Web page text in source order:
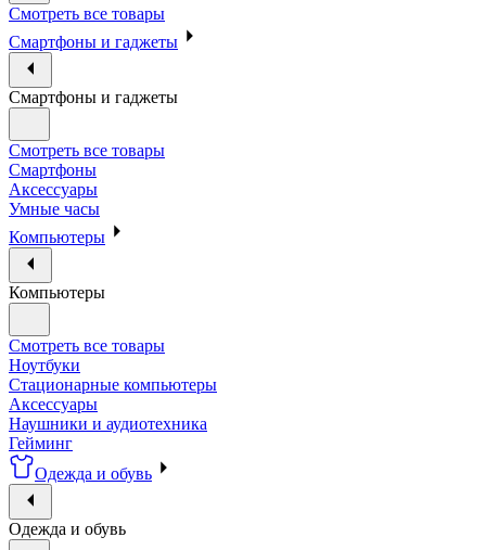
Смотреть все товары
Смартфоны и гаджеты
Смартфоны и гаджеты
Смотреть все товары
Смартфоны
Аксессуары
Умные часы
Компьютеры
Компьютеры
Смотреть все товары
Ноутбуки
Стационарные компьютеры
Аксессуары
Наушники и аудиотехника
Гейминг
Одежда и обувь
Одежда и обувь